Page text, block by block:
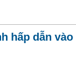
hấp dẫn